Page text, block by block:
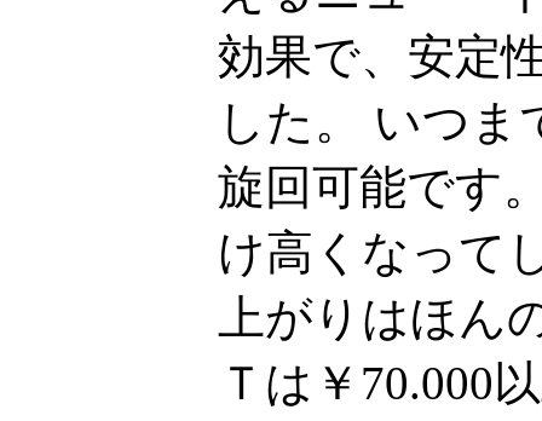
効果で、安定
した。 いつ
旋回可能です
け高くなって
上がりはほん
Ｔは￥70.000